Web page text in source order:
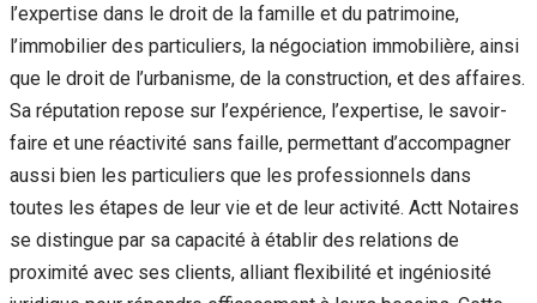
l’expertise dans le droit de la famille et du patrimoine,
l’immobilier des particuliers, la négociation immobilière, ainsi
que le droit de l’urbanisme, de la construction, et des affaires.
Sa réputation repose sur l’expérience, l’expertise, le savoir-
faire et une réactivité sans faille, permettant d’accompagner
aussi bien les particuliers que les professionnels dans
toutes les étapes de leur vie et de leur activité. Actt Notaires
se distingue par sa capacité à établir des relations de
proximité avec ses clients, alliant flexibilité et ingéniosité